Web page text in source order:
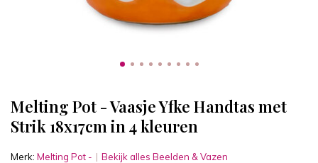
Melting Pot - Vaasje Yfke Handtas met
Strik 18x17cm in 4 kleuren
Merk: Melting Pot - Bekijk alles Beelden & Vazen